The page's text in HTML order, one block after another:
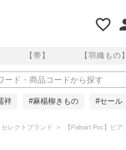
【帯】 【羽織もの】
袢 #麻楊柳きもの #セール
セレクトブランド 【Palnart Poc】ピアス/イルカ（Dolphin）